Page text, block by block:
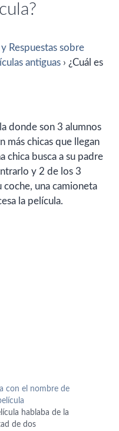
Respuestas sobre
antiguas › ¿Cuál es
donde son 3 alumnos
más chicas que llegan
chica busca a su padre
y 2 de los 3
coche, una camioneta
la película.
con el nombre de
hablaba de la
de dos